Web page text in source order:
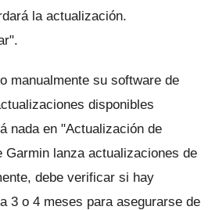
la actualización.
manualmente su software de
disponibles
nada en "Actualización de
Garmin lanza actualizaciones de
debe verificar si hay
3 o 4 meses para asegurarse de